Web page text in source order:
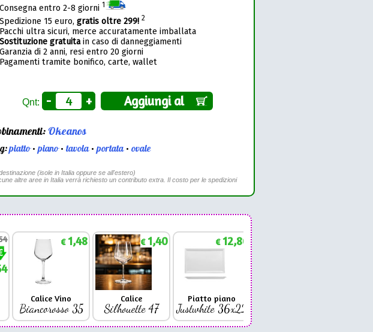
Consegna entro 2-8 giorni 1
Spedizione 15 euro, gratis oltre 299! 2
Pacchi ultra sicuri, merce accuratamente imballata
Sostituzione gratuitain caso di danneggiamenti
Garanzia di 2 anni, resi entro 20 giorni
Pagamenti tramite bonifico, carte, wallet
Qnt: - + Aggiungi al
Okeanos
piatto•piano• tavola•portata• ovale
(isole in Italia oppure se all'estero)
altre aree in Italia verrà richiesto un contributo extra. Il costo per le spedizioni
€1,48
Calice Vino
Biancorosso 35
€1,40
Calice
Silhouette 47
€12,86
Piatto piano
Justwhite 36x22